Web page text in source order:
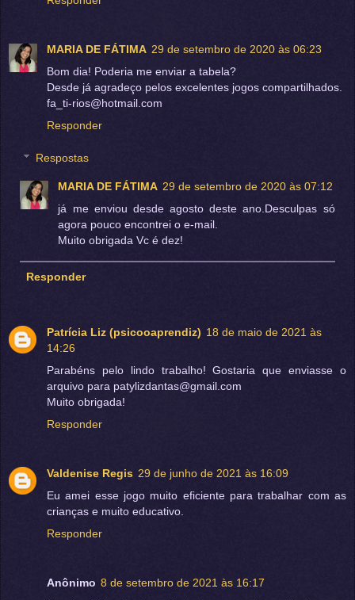
MARIA DE FÁTIMA 29 de setembro de 2020 às 06:23
Bom dia! Poderia me enviar a tabela?
Desde já agradeço pelos excelentes jogos compartilhados.
fa_ti-rios@hotmail.com
Responder
Respostas
MARIA DE FÁTIMA 29 de setembro de 2020 às 07:12
já me enviou desde agosto deste ano.Desculpas só
agora pouco encontrei o e-mail.
Muito obrigada Vc é dez!
Responder
Patrícia Liz (psicooaprendiz) 18 de maio de 2021 às
14:26
Parabéns pelo lindo trabalho! Gostaria que enviasse o
arquivo para patylizdantas@gmail.com
Muito obrigada!
Responder
Valdenise Regis 29 de junho de 2021 às 16:09
Eu amei esse jogo muito eficiente para trabalhar com as
crianças e muito educativo.
Responder
Anônimo 8 de setembro de 2021 às 16:17